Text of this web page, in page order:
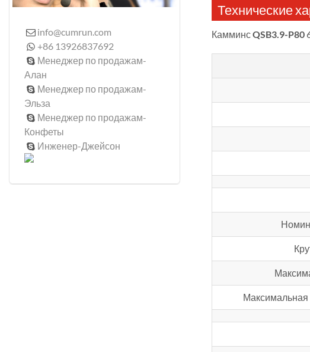
Технические
КамминсQSB3.9-P80
Максимальная
 info@cumrun.com
 +86 13926837692
 Менеджер по продажам-
Алан
 Менеджер по продажам-
Эльза
 Менеджер по продажам-
Конфеты
 Инженер-Джейсон